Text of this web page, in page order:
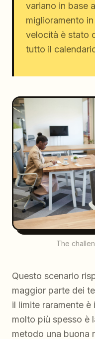
variano in base
miglioramento
velocità è stato
tutto il
The
Questo scenario
maggior parte dei
il limite raramente
molto più spesso è
metodo una buona